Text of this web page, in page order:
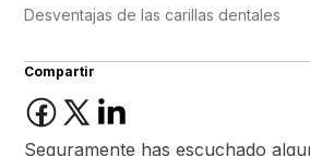
Desventajas de las carillas dentales
Compartir
Seguramente has escuchado